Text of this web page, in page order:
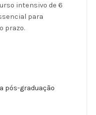
intensivo de 6
para
prazo.
pós-graduação